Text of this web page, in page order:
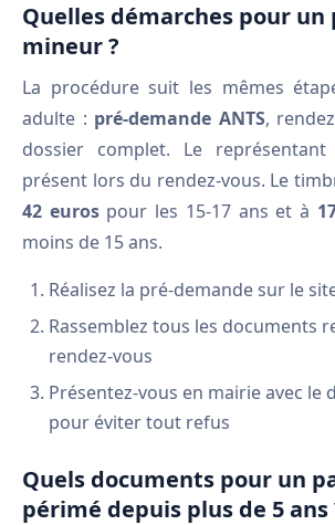
Quelles démarches pour un
mineur ?
La procédure suit les mêmes
adulte : pré-demande ANTS,
dossier complet. Le
présent lors du rendez-vous. Le
42 eurospour les 15-17 ans et à
moins de 15 ans.
Réalisez la pré-demande sur le
Rassemblez tous les documents
rendez-vous
Présentez-vous en mairie avec le
pour éviter tout refus
Quels documents pour un
périmé depuis plus de 5 ans